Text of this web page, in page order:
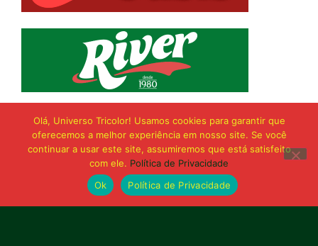
Olá, Universo Tricolor! Usamos cookies para garantir que
oferecemos a melhor experiência em nosso site. Se você
continuar a usar este site, assumiremos que está satisfeito
com ele. Política de Privacidade
Ok
Política de Privacidade